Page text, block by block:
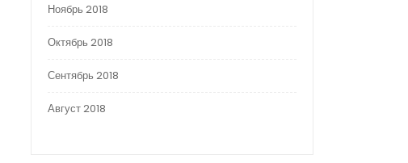
Ноябрь 2018
Октябрь 2018
Сентябрь 2018
Август 2018